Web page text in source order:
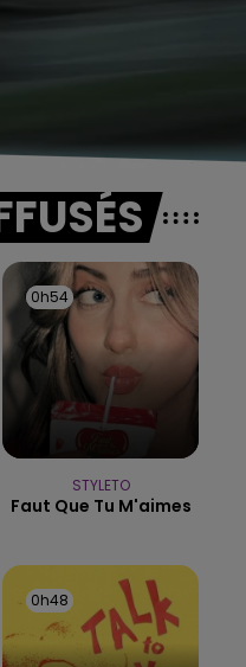
0h54
0h54
STYLETO
Faut Que Tu M'aimes
0h48
0h48